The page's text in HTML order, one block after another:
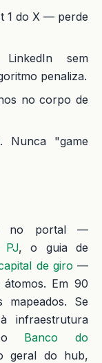
1 do X — perde
sem
penaliza.
no corpo de
Nunca "game
no portal —
PJ, o guia de
de giro —
Em 90
Se
infraestrutura
o Banco do
geral do hub,